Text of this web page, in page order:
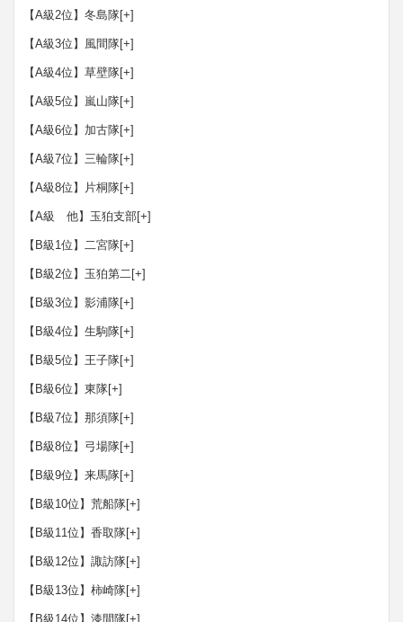
【A級2位】冬島隊[+]
【A級3位】風間隊[+]
【A級4位】草壁隊[+]
【A級5位】嵐山隊[+]
【A級6位】加古隊[+]
【A級7位】三輪隊[+]
【A級8位】片桐隊[+]
【A級 他】玉狛支部[+]
【B級1位】二宮隊[+]
【B級2位】玉狛第二[+]
【B級3位】影浦隊[+]
【B級4位】生駒隊[+]
【B級5位】王子隊[+]
【B級6位】東隊[+]
【B級7位】那須隊[+]
【B級8位】弓場隊[+]
【B級9位】来馬隊[+]
【B級10位】荒船隊[+]
【B級11位】香取隊[+]
【B級12位】諏訪隊[+]
【B級13位】柿崎隊[+]
【B級14位】漆間隊[+]